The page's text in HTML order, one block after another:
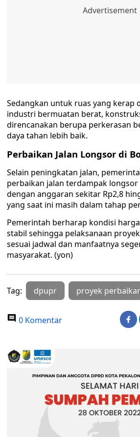
Sedangkan untuk ruas yang kerap
industri bermuatan berat,
direncanakan berupa perkerasan
daya tahan lebih baik.
Perbaikan Jalan Longsor di
Selain peningkatan jalan,
perbaikan jalan terdampak
dengan anggaran sekitar Rp2,8
yang saat ini masih dalam tahap
Pemerintah berharap kondisi
stabil sehingga pelaksanaan
sesuai jadwal dan manfaatnya
masyarakat. (yon)
Tag: dpupr proyek
0 Komentar